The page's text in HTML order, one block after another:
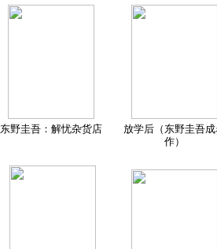
东野圭吾：解忧杂货店
放学后（东野圭吾成
作）